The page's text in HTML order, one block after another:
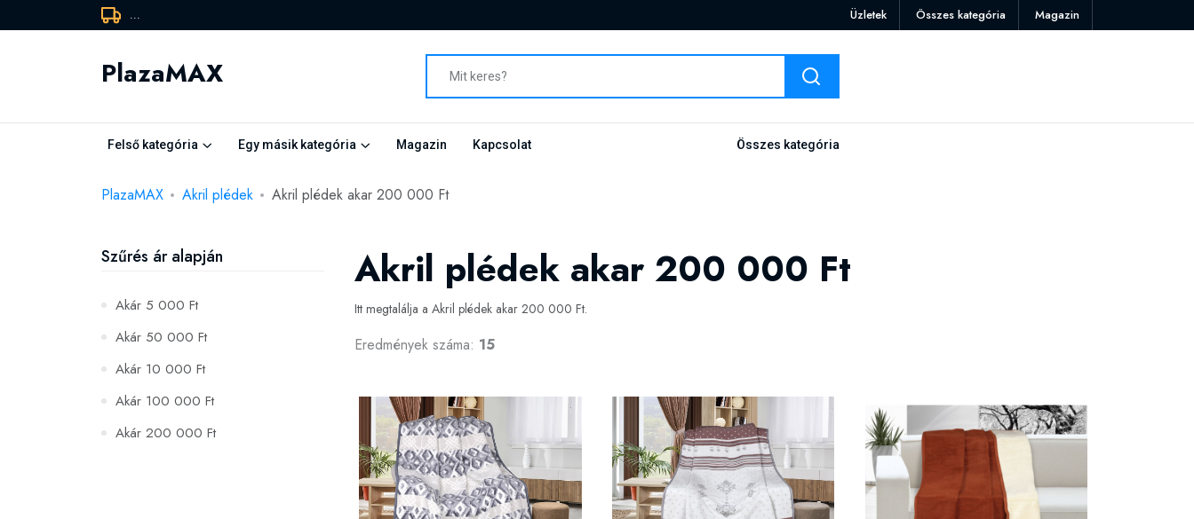
... Üzletek Összes kategória Magazin
PlazaMAX
Felső kategória Egy másik kategória Magazin Kapcsolat Összes kategória
PlazaMAX Akril plédek Akril plédek akar 200 000 Ft
Szűrés ár alapján
Akár 5 000 Ft
Akár 50 000 Ft
Akár 10 000 Ft
Akár 100 000 Ft
Akár 200 000 Ft
Akril plédek akar 200 000 Ft
Itt megtalálja a Akril plédek akar 200 000 Ft.
Eredmények száma: 15